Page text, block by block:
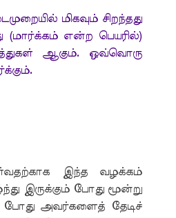
மிகவும் சிறந்தது
(மார்க்கம் என்ற பெயரில்)
ஆகும். ஒவ்வொரு
இந்த வழக்கம்
இருக்கும் போது மூன்று
போது அவர்களைத் தேடிச்